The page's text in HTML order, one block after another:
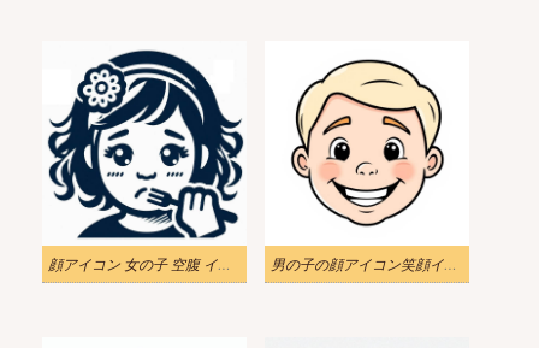
顔アイコン 女の子 空腹 イラスト 白黒 男の子の顔アイコン笑顔イラスト